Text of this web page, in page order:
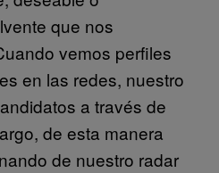
que nos
vemos perfiles
en las redes, nuestro
a través de
de esta manera
de nuestro radar